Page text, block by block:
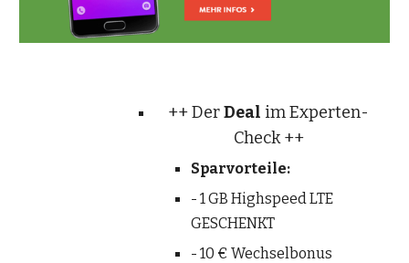
++ Der Deal im Experten-
Check ++
Sparvorteile:
- 1 GB Highspeed LTE
GESCHENKT
- 10 € Wechselbonus